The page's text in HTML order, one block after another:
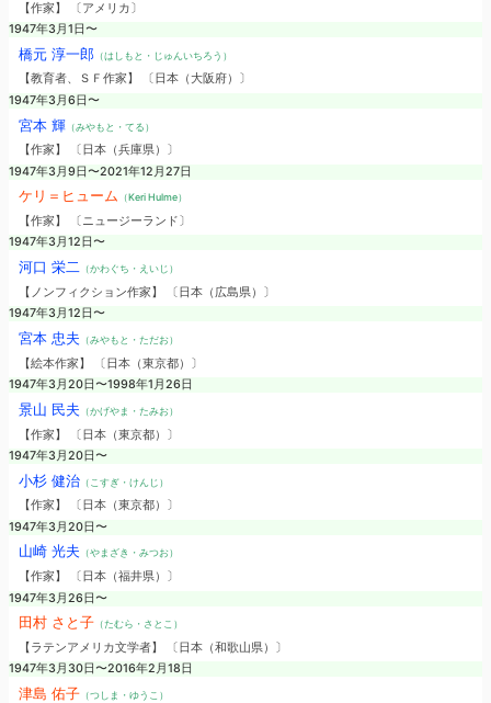
【作家】 〔アメリカ〕
1947年3月1日〜
橋元 淳一郎（はしもと・じゅんいちろう）
【教育者、ＳＦ作家】 〔日本（大阪府）〕
1947年3月6日〜
宮本 輝（みやもと・てる）
【作家】 〔日本（兵庫県）〕
1947年3月9日〜2021年12月27日
ケリ＝ヒューム （Keri Hulme）
【作家】 〔ニュージーランド〕
1947年3月12日〜
河口 栄二 （かわぐち・えいじ）
【ノンフィクション作家】 〔日本（広島県）〕
1947年3月12日〜
宮本 忠夫 （みやもと・ただお）
【絵本作家】 〔日本（東京都）〕
1947年3月20日〜1998年1月26日
景山 民夫 （かげやま・たみお）
【作家】 〔日本（東京都）〕
1947年3月20日〜
小杉 健治（こすぎ・けんじ）
【作家】 〔日本（東京都）〕
1947年3月20日〜
山崎 光夫 （やまざき・みつお）
【作家】 〔日本（福井県）〕
1947年3月26日〜
田村 さと子（たむら・さとこ）
【ラテンアメリカ文学者】 〔日本（和歌山県）〕
1947年3月30日〜2016年2月18日
津島 佑子（つしま・ゆうこ）